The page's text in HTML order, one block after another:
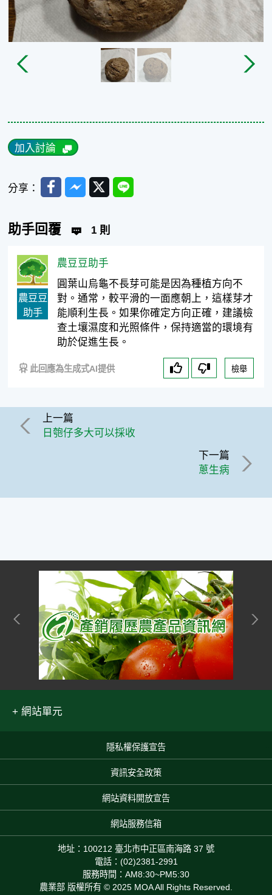
加入討論
分享： FacebookMessenger
TwitterLine
助手回覆 1 則
農豆豆
助手
農豆豆助手
圓葉山烏龜不長芽可能是因為種植方向不
對。通常，較平滑的一面應朝上，這樣芽才
能順利生長。如果你確定方向正確，建議檢
查土壤濕度和光照條件，保持適當的環境有
助於促進生長。
此回應為生成式AI提供 檢舉
上一篇
日匏仔多大可以採收
下一篇
蔥生病
網站單元
隱私權保護宣告
資訊安全政策
網站資料開放宣告
網站服務信箱
地址：100212 臺北市中正區南海路 37 號
電話：(02)2381-2991
服務時間：AM8:30~PM5:30
農業部 版權所有 © 2025 MOA All Rights Reserved.